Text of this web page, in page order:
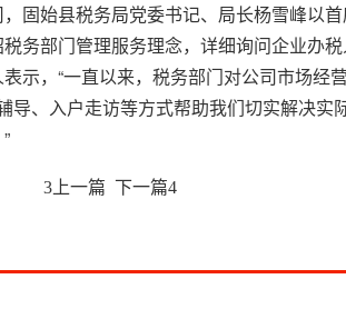
固始县税务局党委书记、局长杨雪峰以
务部门管理服务理念，详细询问企业办
示，“一直以来，税务部门对公司市场经
导、入户走访等方式帮助我们切实解决实
”活动的同时，结合税收职能，强化税收风
3上一篇 下一篇4